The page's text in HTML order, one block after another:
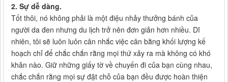
2. Sự dễ dàng.
Tốt thôi, nó không phải là một điệu nhảy thưởng bánh của
người da đen nhưng du lịch trở nên đơn giản hơn nhiều. Dĩ
nhiên, tôi sẽ luôn luôn cân nhắc việc cân bằng khối lượng kế
hoạch chỉ để chắc chắn rằng mọi thứ xảy ra mà không có khó
khăn nào. Giữ những giấy tờ về chuyến đi của bạn cùng nhau,
chắc chắn rằng mọi sự đặt chỗ của bạn đều được hoàn thiện